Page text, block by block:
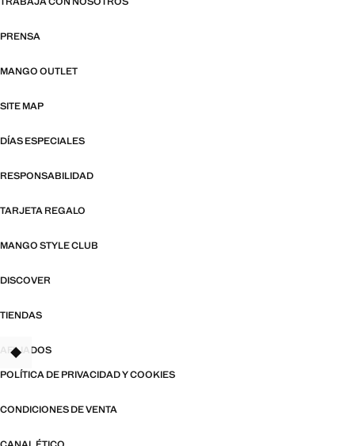
PRENSA
MANGO OUTLET
SITE MAP
DÍAS ESPECIALES
RESPONSABILIDAD
TARJETA REGALO
MANGO STYLE CLUB
DISCOVER
TIENDAS
AFILIADOS
POLÍTICA DE PRIVACIDAD Y COOKIES
CONDICIONES DE VENTA